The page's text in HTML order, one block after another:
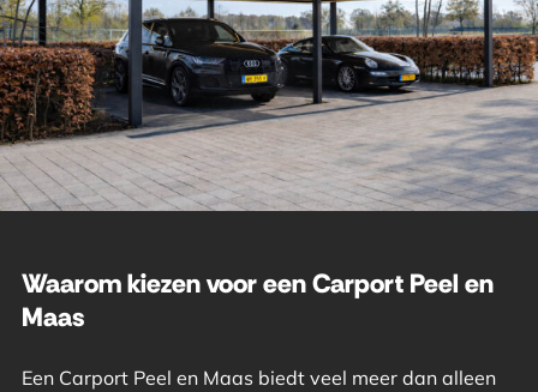
Waarom kiezen voor een Carport Peel en
Maas
Een Carport Peel en Maas biedt veel meer dan alleen